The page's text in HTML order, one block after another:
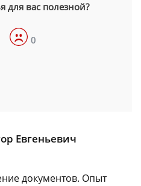
для вас полезной?
0
Евгеньевич
документов. Опыт